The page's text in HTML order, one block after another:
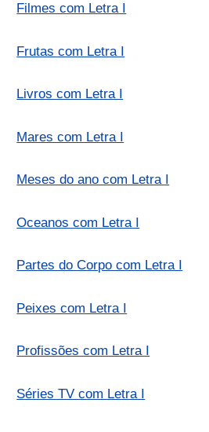
Filmes com Letra I
Frutas com Letra I
Livros com Letra I
Mares com Letra I
Meses do ano com Letra I
Oceanos com Letra I
Partes do Corpo com Letra I
Peixes com Letra I
Profissões com Letra I
Séries TV com Letra I